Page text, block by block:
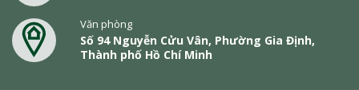
Văn phòng
Số 94 Nguyễn Cửu Vân, Phường Gia Định,
Thành phố Hồ Chí Minh